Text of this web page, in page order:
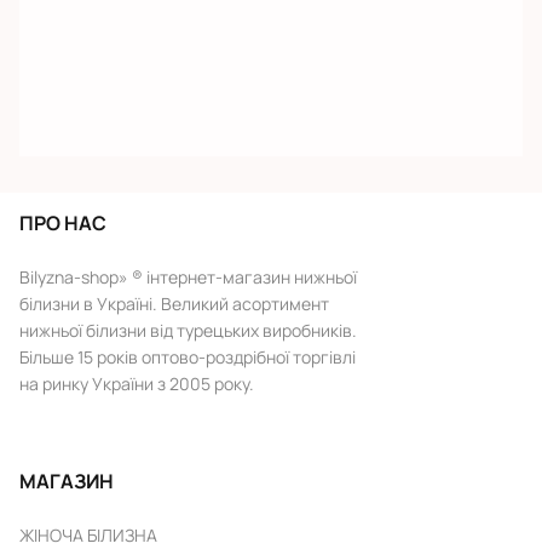
ПРО НАС
Bilyzna-shop» ® інтернет-магазин нижньої
білизни в Україні. Великий асортимент
нижньої білизни від турецьких виробників.
Більше 15 років оптово-роздрібної торгівлі
на ринку України з 2005 року.
МАГАЗИН
ЖІНОЧА БІЛИЗНА